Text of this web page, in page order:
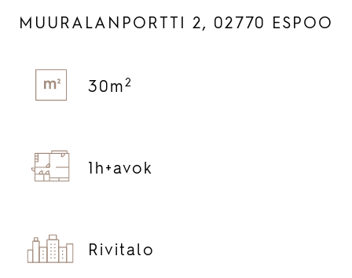
MUURALANPORTTI 2, 02770 ESPOO
30m 2
1h+ avok
Rivitalo